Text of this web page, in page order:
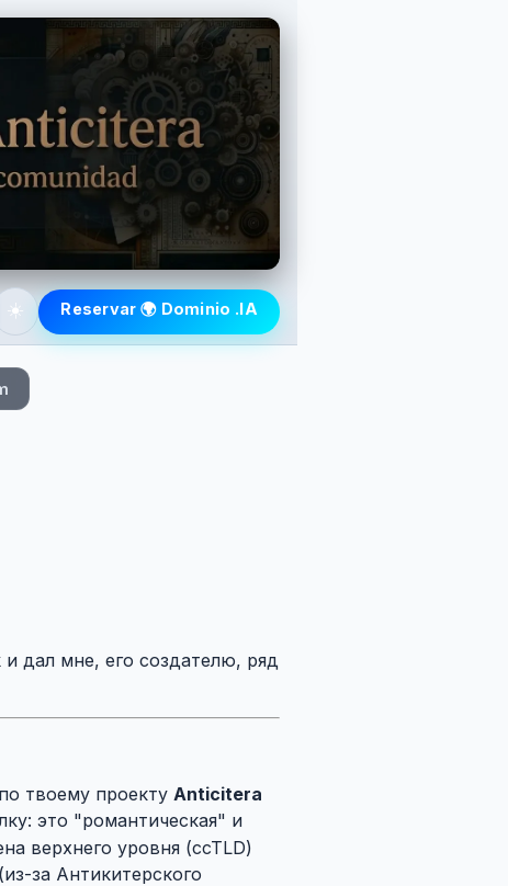
☀️ Reservar 🌍 Dominio .IA
дал мне, его создателю, ряд
твоему проекту Anticitera
это "романтическая" и
верхнего уровня (ccTLD)
за Антикитерского